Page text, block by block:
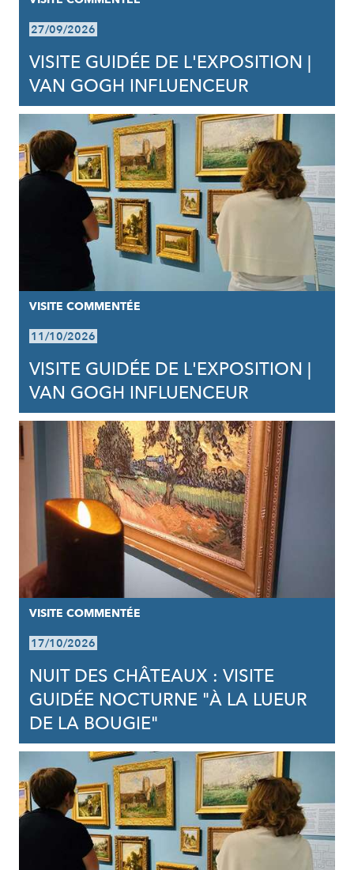
27/09/2026
VISITE GUIDÉE DE L'EXPOSITION |
VAN GOGH INFLUENCEUR
VISITE COMMENTÉE
11/10/2026
VISITE GUIDÉE DE L'EXPOSITION |
VAN GOGH INFLUENCEUR
VISITE COMMENTÉE
17/10/2026
NUIT DES CHÂTEAUX : VISITE
GUIDÉE NOCTURNE "À LA LUEUR
DE LA BOUGIE"